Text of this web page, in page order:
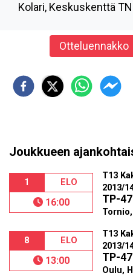
Kolari, Keskuskenttä
Otteluennakko
Joukkueen
1 ELO
16:00
T13
2013/
TP-
8 ELO
13:00
T13
2013/
TP-
Oulu,